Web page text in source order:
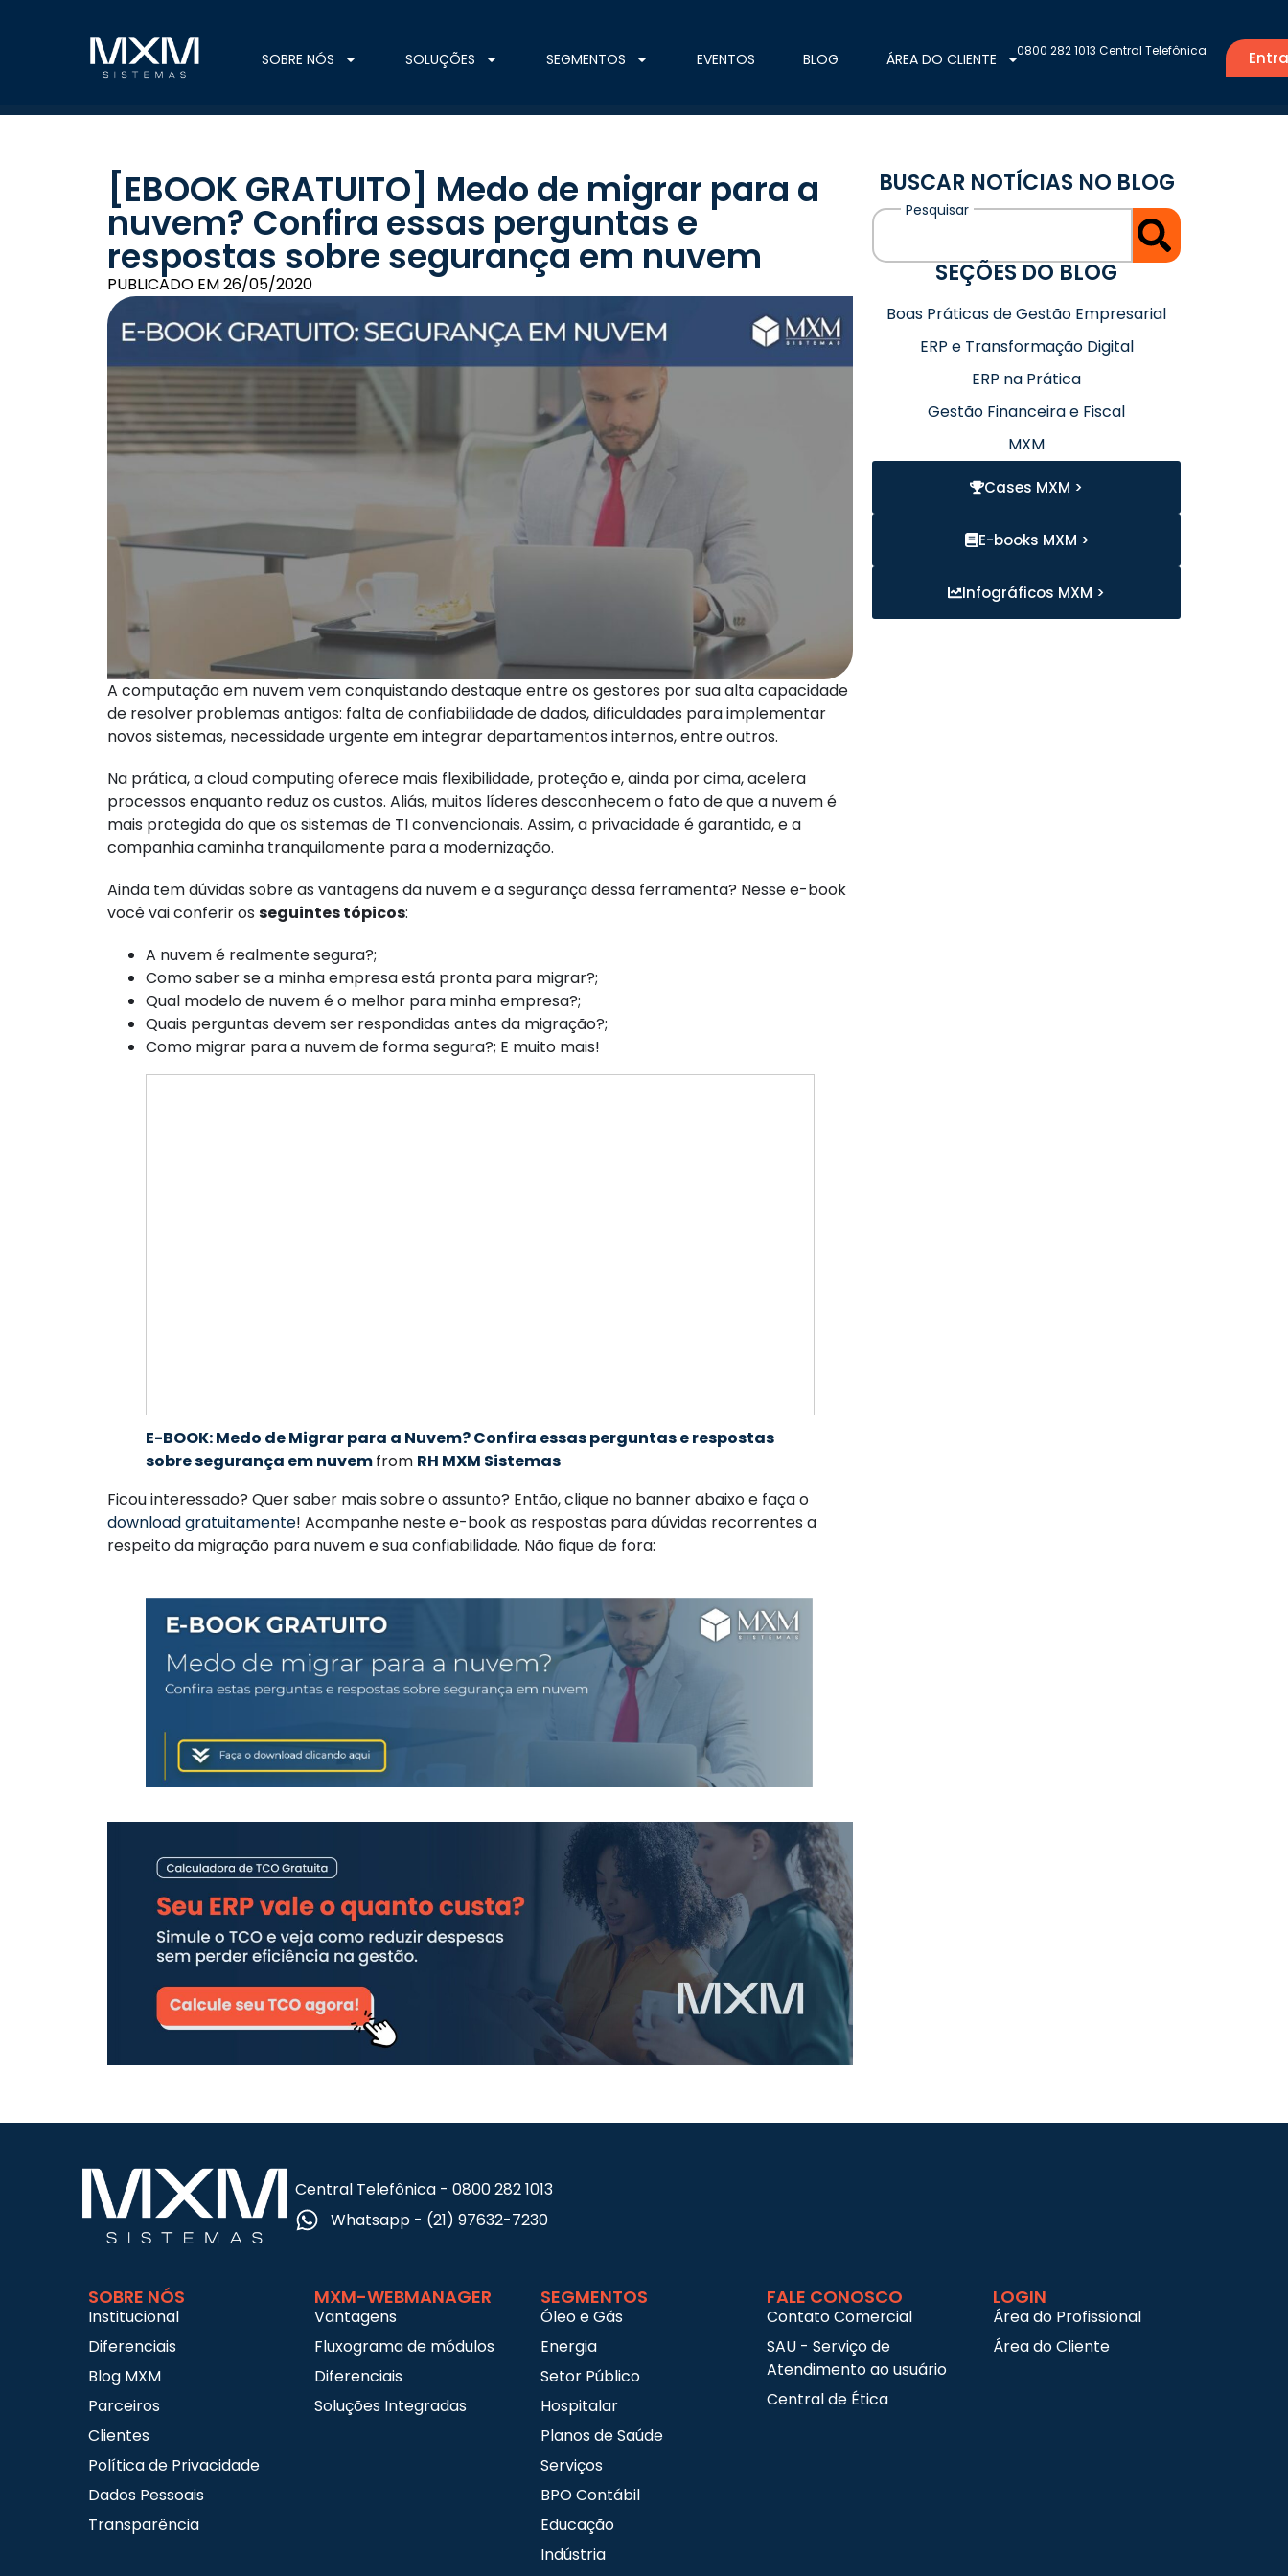
SOBRE NÓS SOLUÇÕES SEGMENTOS EVENTOS BLOG ÁREA DO CLIENTE 0800 282 1013 Central Telefônica
[EBOOK GRATUITO] Medo de migrar para a
nuvem? Confira essas perguntas e
respostas sobre segurança em nuvem
PUBLICADO EM26/05/2020
A computação em nuvem vem conquistando destaque entre os gestores por sua alta capacidade
de resolver problemas antigos: falta de confiabilidade de dados, dificuldades para implementar
novos sistemas, necessidade urgente em integrar departamentos internos, entre outros.
Na prática, a cloud computing oferece mais flexibilidade, proteção e, ainda por cima, acelera
processos enquanto reduz os custos. Aliás, muitos líderes desconhecem o fato de que a nuvem é
mais protegida do que os sistemas de TI convencionais. Assim, a privacidade é garantida, e a
companhia caminha tranquilamente para a modernização.
Ainda tem dúvidas sobre as vantagens da nuvem e a segurança dessa ferramenta? Nesse e-book
você vai conferir os seguintes tópicos:
A nuvem é realmente segura?;
Como saber se a minha empresa está pronta para migrar?;
Qual modelo de nuvem é o melhor para minha empresa?;
Quais perguntas devem ser respondidas antes da migração?;
Como migrar para a nuvem de forma segura?; E muito mais!
E-BOOK: Medo de Migrar para a Nuvem? Confira essas perguntas e respostas
sobre segurança em nuvemfrom RH MXM Sistemas
Ficou interessado? Quer saber mais sobre o assunto? Então, clique no banner abaixo e faça o
download gratuitamente! Acompanhe neste e-book as respostas para dúvidas recorrentes a
respeito da migração para nuvem e sua confiabilidade. Não fique de fora:
BUSCAR NOTÍCIAS NO BLOG
SEÇÕES DO BLOG
Boas Práticas de Gestão Empresarial
ERP e Transformação Digital
ERP na Prática
Gestão Financeira e Fiscal
MXM
Cases MXM >
E-books MXM >
Infográficos MXM >
Central Telefônica - 0800 282 1013
Whatsapp - (21) 97632-7230
SOBRE NÓS
Institucional
Diferenciais
Blog MXM
Parceiros
Clientes
Política de Privacidade
Dados Pessoais
Transparência
MXM-WEBMANAGER
Vantagens
Fluxograma de módulos
Diferenciais
Soluções Integradas
SEGMENTOS
Óleo e Gás
Energia
Setor Público
Hospitalar
Planos de Saúde
Serviços
BPO Contábil
Educação
Indústria
FALE CONOSCO
Contato Comercial
SAU - Serviço de
Atendimento ao usuário
Central de Ética
LOGIN
Área do Profissional
Área do Cliente